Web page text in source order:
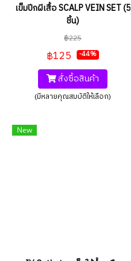
เข็มปีกผีเสื้อ SCALP VEIN SET (5
ชิ้น)
฿225
฿125 -44%
สั่งซื้อสินค้า
(มีหลายคุณสมบัติให้เลือก)
New